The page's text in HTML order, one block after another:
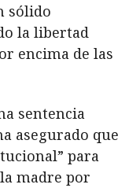
sólido
la libertad
encima de las
sentencia
asegurado que
para
madre por